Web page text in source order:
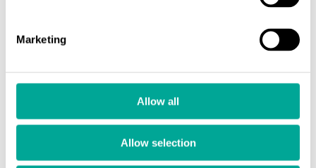
Marketing
Allow all
Allow selection
四键操作与参数设置
RS-485 Modbus RTU